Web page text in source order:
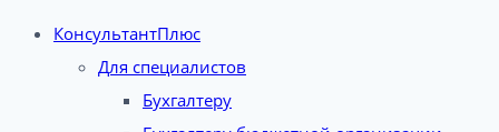
КонсультантПлюс
Для специалистов
Бухгалтеру